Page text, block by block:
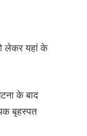
लेकर यहां के
के बाद
बृहस्पत